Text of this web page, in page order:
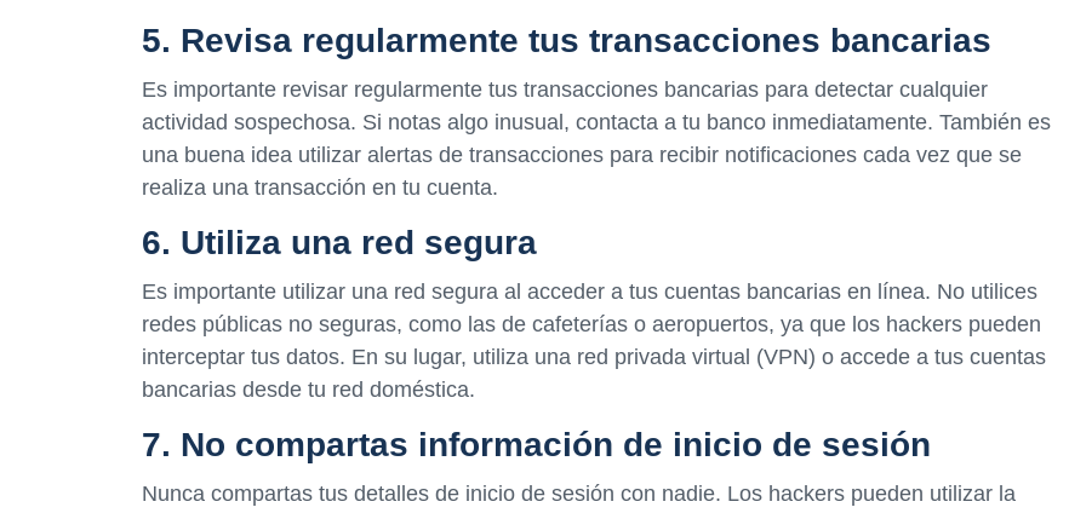
5. Revisa regularmente tus transacciones bancarias
Es importante revisar regularmente tus transacciones bancarias para detectar cualquier
actividad sospechosa. Si notas algo inusual, contacta a tu banco inmediatamente. También es
una buena idea utilizar alertas de transacciones para recibir notificaciones cada vez que se
realiza una transacción en tu cuenta.
6. Utiliza una red segura
Es importante utilizar una red segura al acceder a tus cuentas bancarias en línea. No utilices
redes públicas no seguras, como las de cafeterías o aeropuertos, ya que los hackers pueden
interceptar tus datos. En su lugar, utiliza una red privada virtual (VPN) o accede a tus cuentas
bancarias desde tu red doméstica.
7. No compartas información de inicio de sesión
Nunca compartas tus detalles de inicio de sesión con nadie. Los hackers pueden utilizar la